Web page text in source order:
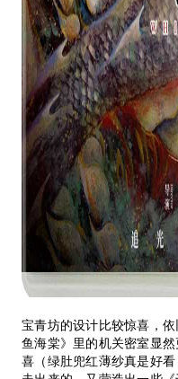
宝青坊的设计比较惊喜，
鱼海棠》里的机关密室显
喜（绿肚兜红薄纱真是好